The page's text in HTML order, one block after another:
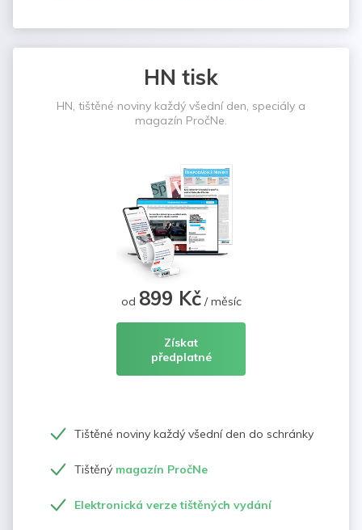
HN tisk
HN, tištěné noviny každý všední den, speciály a
magazín PročNe.
od 899 Kč/ měsíc
Získat
předplatné
Tištěné noviny každý všední den do schránky
Tištěný magazín PročNe
Elektronická verze tištěných vydání